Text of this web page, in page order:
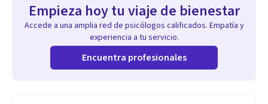
Empieza hoy tu viaje de bienestar
Accede a una amplia red de psicólogos calificados. Empatía y
experiencia a tu servicio.
Encuentra profesionales